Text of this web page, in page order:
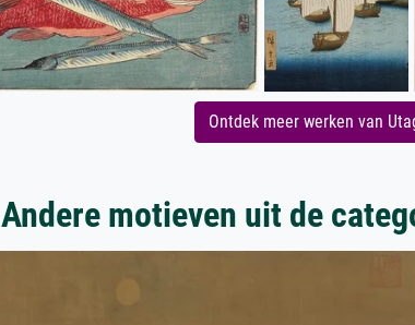
Ontdek meer werken van
Andere motieven uit de